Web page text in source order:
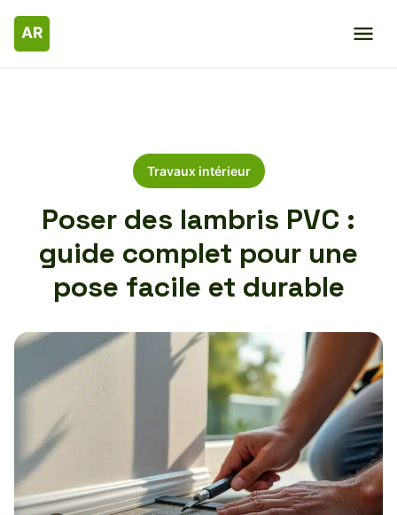
Travaux intérieur
Poser des lambris PVC :
guide complet pour une
pose facile et durable